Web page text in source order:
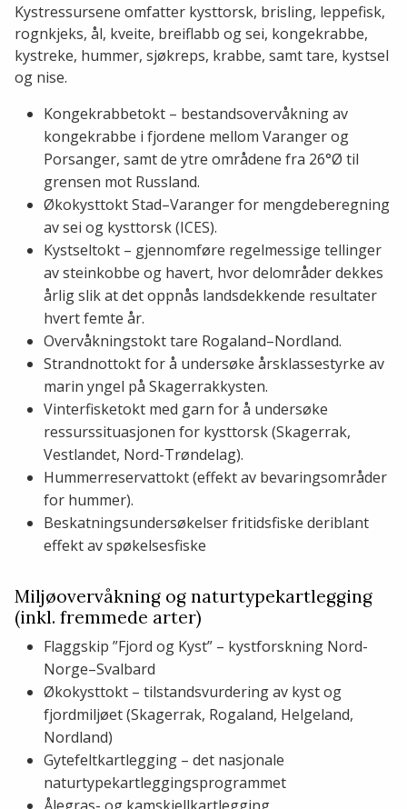
Kystressursene omfatter kysttorsk, brisling, leppefisk,
rognkjeks, ål, kveite, breiflabb og sei, kongekrabbe,
kystreke, hummer, sjøkreps, krabbe, samt tare, kystsel
og nise.
Kongekrabbetokt – bestandsovervåkning av
kongekrabbe i fjordene mellom Varanger og
Porsanger, samt de ytre områdene fra 26°Ø til
grensen mot Russland.
Økokysttokt Stad–Varanger for mengdeberegning
av sei og kysttorsk (ICES).
Kystseltokt – gjennomføre regelmessige tellinger
av steinkobbe og havert, hvor delområder dekkes
årlig slik at det oppnås landsdekkende resultater
hvert femte år.
Overvåkningstokt tare Rogaland–Nordland.
Strandnottokt for å undersøke årsklassestyrke av
marin yngel på Skagerrakkysten.
Vinterfisketokt med garn for å undersøke
ressurssituasjonen for kysttorsk (Skagerrak,
Vestlandet, Nord-Trøndelag).
Hummerreservattokt (effekt av bevaringsområder
for hummer).
Beskatningsundersøkelser fritidsfiske deriblant
effekt av spøkelsesfiske
Miljøovervåkning og naturtypekartlegging
(inkl. fremmede arter)
Flaggskip ”Fjord og Kyst” – kystforskning Nord-
Norge–Svalbard
Økokysttokt – tilstandsvurdering av kyst og
fjordmiljøet (Skagerrak, Rogaland, Helgeland,
Nordland)
Gytefeltkartlegging – det nasjonale
naturtypekartleggingsprogrammet